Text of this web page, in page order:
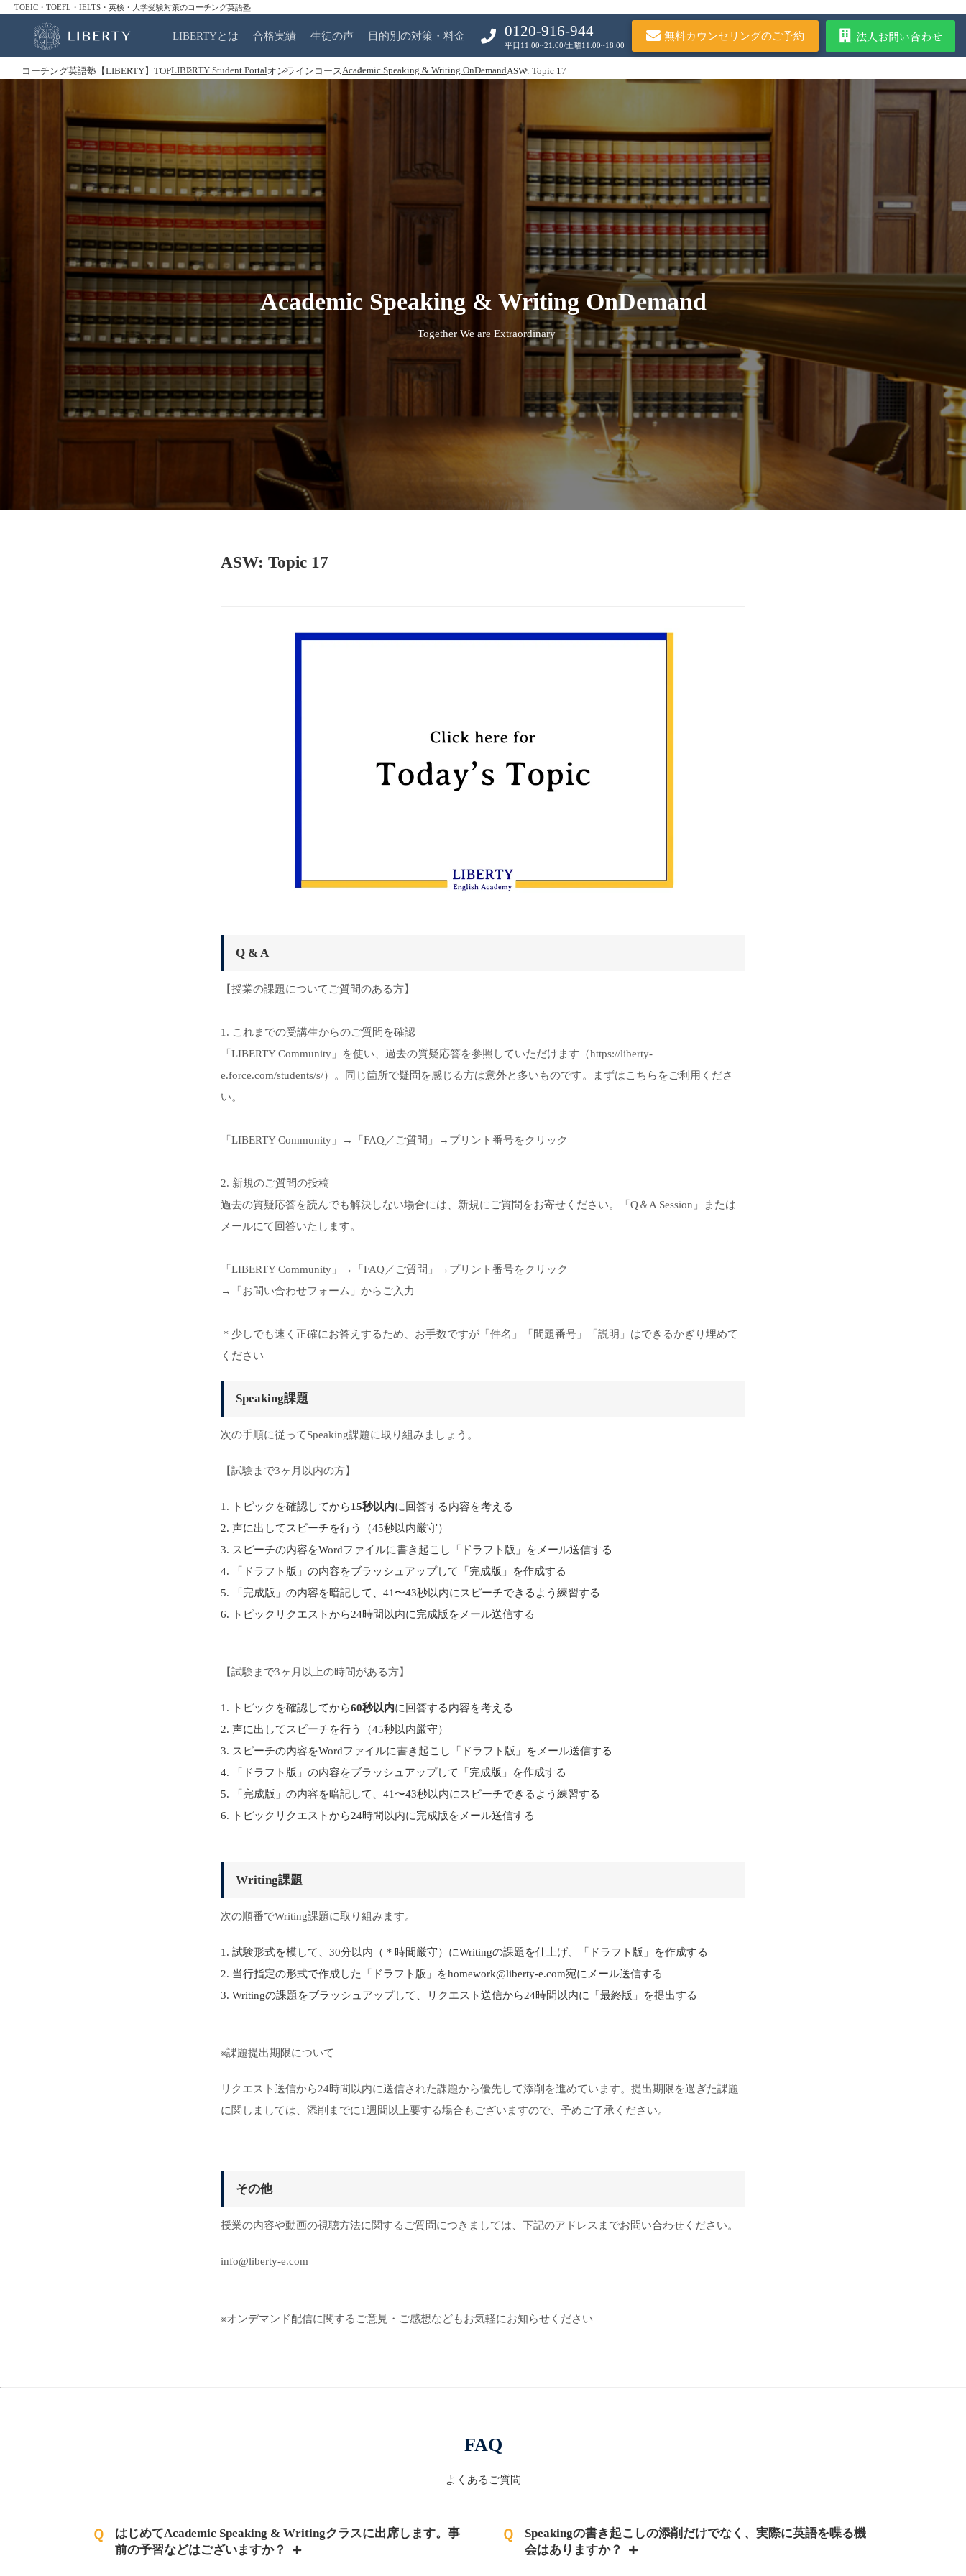
TOEIC・TOEFL・IELTS・英検・大学受験対策のコーチング英語塾
LIBERTYとは 合格実績 生徒の声 目的別の対策・料金 0120-916-944
平日11:00~21:00/土曜11:00~18:00
無料カウンセリングのご予約 法人お問い合わせ
コーチング英語塾【LIBERTY】TOPLIBERTY Student PortalオンラインコースAcademic Speaking & Writing OnDemandASW: Topic 17
Academic Speaking & Writing OnDemand
Together We are Extraordinary
ASW: Topic 17
Q & A
【授業の課題についてご質問のある方】
1. これまでの受講生からのご質問を確認
「LIBERTY Community」を使い、過去の質疑応答を参照していただけます（https://liberty-
e.force.com/students/s/）。同じ箇所で疑問を感じる方は意外と多いものです。まずはこちらをご利用くださ
い。
「LIBERTY Community」→「FAQ／ご質問」→プリント番号をクリック
2. 新規のご質問の投稿
過去の質疑応答を読んでも解決しない場合には、新規にご質問をお寄せください。「Q＆A Session」または
メールにて回答いたします。
「LIBERTY Community」→「FAQ／ご質問」→プリント番号をクリック
→「お問い合わせフォーム」からご入力
＊少しでも速く正確にお答えするため、お手数ですが「件名」「問題番号」「説明」はできるかぎり埋めて
ください
Speaking課題
次の手順に従ってSpeaking課題に取り組みましょう。
【試験まで3ヶ月以内の方】
トピックを確認してから15秒以内に回答する内容を考える
声に出してスピーチを行う（45秒以内厳守）
スピーチの内容をWordファイルに書き起こし「ドラフト版」をメール送信する
「ドラフト版」の内容をブラッシュアップして「完成版」を作成する
「完成版」の内容を暗記して、41〜43秒以内にスピーチできるよう練習する
トピックリクエストから24時間以内に完成版をメール送信する
【試験まで3ヶ月以上の時間がある方】
トピックを確認してから60秒以内に回答する内容を考える
声に出してスピーチを行う（45秒以内厳守）
スピーチの内容をWordファイルに書き起こし「ドラフト版」をメール送信する
「ドラフト版」の内容をブラッシュアップして「完成版」を作成する
「完成版」の内容を暗記して、41〜43秒以内にスピーチできるよう練習する
トピックリクエストから24時間以内に完成版をメール送信する
Writing課題
次の順番でWriting課題に取り組みます。
試験形式を模して、30分以内（＊時間厳守）にWritingの課題を仕上げ、「ドラフト版」を作成する
当行指定の形式で作成した「ドラフト版」をhomework@liberty-e.com宛にメール送信する
Writingの課題をブラッシュアップして、リクエスト送信から24時間以内に「最終版」を提出する
※課題提出期限について
リクエスト送信から24時間以内に送信された課題から優先して添削を進めています。提出期限を過ぎた課題
に関しましては、添削までに1週間以上要する場合もございますので、予めご了承ください。
その他
授業の内容や動画の視聴方法に関するご質問につきましては、下記のアドレスまでお問い合わせください。
info@liberty-e.com
※オンデマンド配信に関するご意見・ご感想などもお気軽にお知らせください
FAQ
よくあるご質問
Ｑ
はじめてAcademic Speaking & Writingクラスに出席します。事
前の予習などはございますか？
Ｑ
Speakingの書き起こしの添削だけでなく、実際に英語を喋る機
会はありますか？